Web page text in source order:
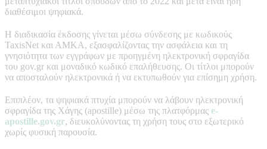
διαθέσιμοι ψηφιακά.
Η διαδικασία έκδοσης γίνεται μέσω σύνδεσης με κωδικούς
TaxisNet και ΑΜΚΑ, εξασφαλίζοντας την ασφάλεια και τη
γνησιότητα των εγγράφων με προηγμένη ηλεκτρονική σφραγίδα
του gov.gr και μοναδικό κωδικό επαλήθευσης. Οι τίτλοι μπορούν
να αποσταλούν ηλεκτρονικά ή να εκτυπωθούν για επίσημη χρήση.
Επιπλέον, τα ψηφιακά πτυχία μπορούν να λάβουν ηλεκτρονική
σφραγίδα της Χάγης (apostille) μέσω της πλατφόρμας e-
apostille.gov.gr, διευκολύνοντας τη χρήση τους στο εξωτερικό
χωρίς φυσική παρουσία.